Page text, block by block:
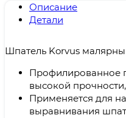
Описание
Детали
Шпатель Korvus
Профилированное
высокой
Применяется для
выравнивания